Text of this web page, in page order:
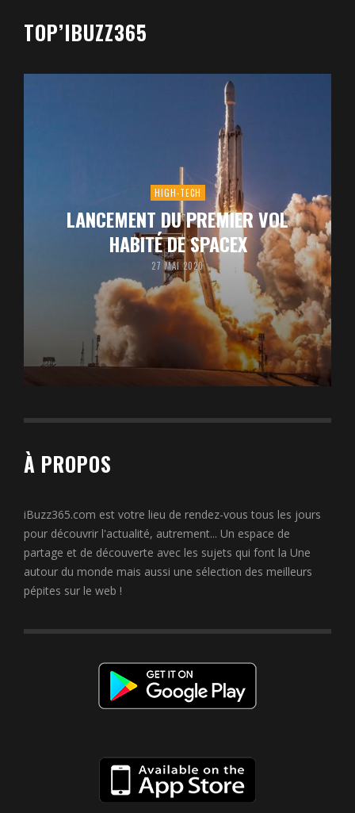
TOP’IBUZZ365
HIGH-TECH
LANCEMENT DU PREMIER VOL
HABITÉ DE SPACEX
27 MAI 2020
À PROPOS
iBuzz365.com est votre lieu de rendez-vous tous les jours
pour découvrir l'actualité, autrement... Un espace de
partage et de découverte avec les sujets qui font la Une
autour du monde mais aussi une sélection des meilleurs
pépites sur le web !